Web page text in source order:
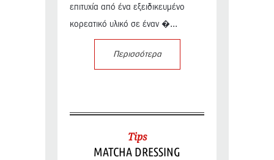
επιτυχία από ένα εξειδικευμένο
κορεατικό υλικό σε έναν �...
Περισσότερα
Tips
MATCHA DRESSING